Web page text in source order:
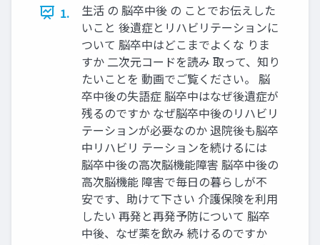
1.
生活 の 脳卒中後 の ことでお伝えした
いこと 後遺症とリハビリテーションに
ついて 脳卒中はどこまでよくな りま
すか 二次元コードを読み 取って、知り
たいことを 動画でご覧ください。 脳
卒中後の失語症 脳卒中はなぜ後遺症が
残るのですか なぜ脳卒中後のリハビリ
テーションが必要なのか 退院後も脳卒
中リハビリ テーションを続けるには
脳卒中後の高次脳機能障害 脳卒中後の
高次脳機能 障害で毎日の暮らしが不
安です、助けて下さい 介護保険を利用
したい 再発と再発予防について 脳卒
中後、なぜ薬を飲み 続けるのですか